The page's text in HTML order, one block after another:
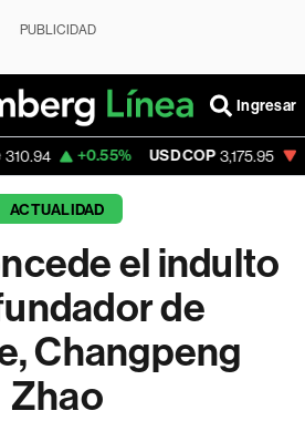
PUBLICIDAD
Ingresar
USD COP 3,175.95 -0.63% Tesla
ACTUALIDAD
el indulto
de
Changpeng
Zhao